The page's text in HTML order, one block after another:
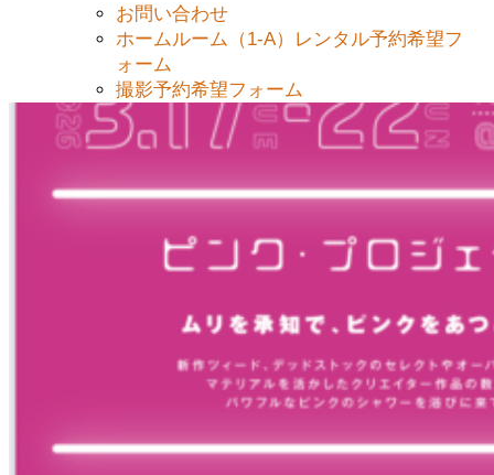
お問い合わせ
ホームルーム（1-A）レンタル予約希望フ
ォーム
撮影予約希望フォーム